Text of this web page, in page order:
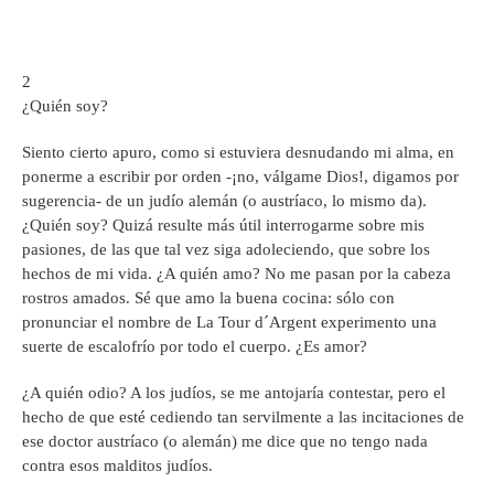
2
¿Quién soy?
Siento cierto apuro, como si estuviera desnudando mi alma, en
ponerme a escribir por orden -¡no, válgame Dios!, digamos por
sugerencia- de un judío alemán (o austríaco, lo mismo da).
¿Quién soy? Quizá resulte más útil interrogarme sobre mis
pasiones, de las que tal vez siga adoleciendo, que sobre los
hechos de mi vida. ¿A quién amo? No me pasan por la cabeza
rostros amados. Sé que amo la buena cocina: sólo con
pronunciar el nombre de La Tour d´Argent experimento una
suerte de escalofrío por todo el cuerpo. ¿Es amor?
¿A quién odio? A los judíos, se me antojaría contestar, pero el
hecho de que esté cediendo tan servilmente a las incitaciones de
ese doctor austríaco (o alemán) me dice que no tengo nada
contra esos malditos judíos.